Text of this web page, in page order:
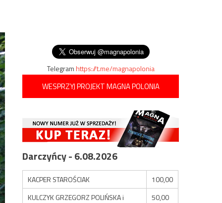
Telegramhttps://t.me/magnapolonia
WESPRZYJ PROJEKT MAGNA POLONIA
Darczyńcy - 6.08.2026
KACPER STAROŚCIAK
100,00
KULCZYK GRZEGORZ POLIŃSKA i
50,00